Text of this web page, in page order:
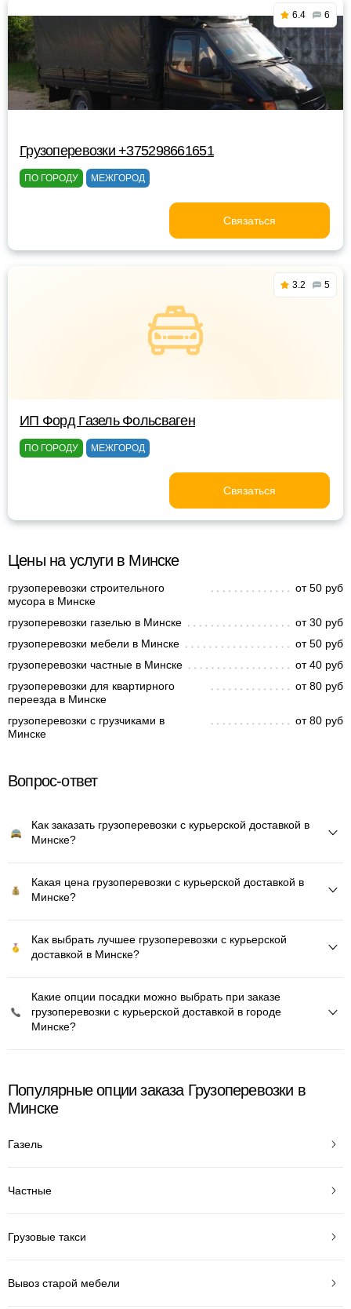
6.4 6
Грузоперевозки +375298661651
ПО ГОРОДУ МЕЖГОРОД
Связаться
3.2 5
ИП Форд Газель Фольсваген
ПО ГОРОДУ МЕЖГОРОД
Связаться
Цены на услуги в Минске
грузоперевозки строительного
мусора в Минске
от 50 руб
грузоперевозки газелью в Минске
от 30 руб
грузоперевозки мебели в Минске
от 50 руб
грузоперевозки частные в Минске
от 40 руб
грузоперевозки для квартирного
переезда в Минске
от 80 руб
грузоперевозки с грузчиками в
Минске
от 80 руб
Вопрос-ответ
Как заказать грузоперевозки с курьерской доставкой в
Минске?
Какая цена грузоперевозки с курьерской доставкой в
Минске?
Как выбрать лучшее грузоперевозки с курьерской
доставкой в Минске?
Какие опции посадки можно выбрать при заказе
грузоперевозки с курьерской доставкой в городе
Минске?
Популярные опции заказа Грузоперевозки в
Минске
Газель
Частные
Грузовые такси
Вывоз старой мебели